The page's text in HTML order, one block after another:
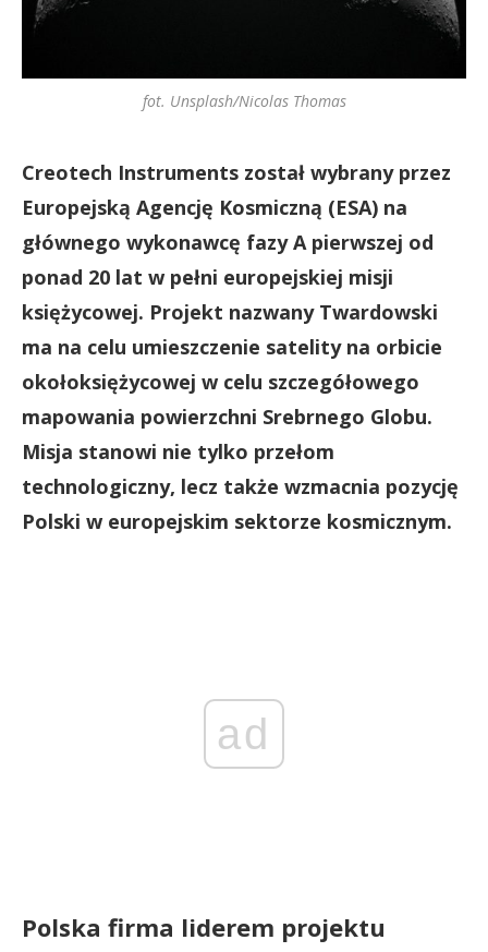
fot. Unsplash/Nicolas Thomas
Creotech Instruments został wybrany przez
Europejską Agencję Kosmiczną (ESA) na
głównego wykonawcę fazy A pierwszej od
ponad 20 lat w pełni europejskiej misji
księżycowej. Projekt nazwany Twardowski
ma na celu umieszczenie satelity na orbicie
okołoksiężycowej w celu szczegółowego
mapowania powierzchni Srebrnego Globu.
Misja stanowi nie tylko przełom
technologiczny, lecz także wzmacnia pozycję
Polski w europejskim sektorze kosmicznym.
ad
Polska firma liderem projektu